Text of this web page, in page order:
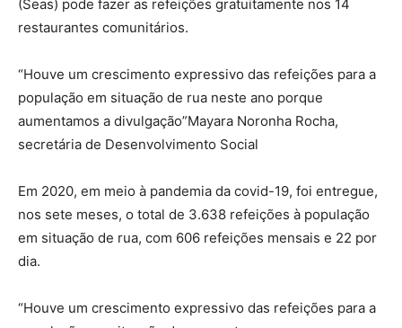
(Seas) pode fazer as refeições gratuitamente nos 14
restaurantes comunitários.
“Houve um crescimento expressivo das refeições para a
população em situação de rua neste ano porque
aumentamos a divulgação”Mayara Noronha Rocha,
secretária de Desenvolvimento Social
Em 2020, em meio à pandemia da covid-19, foi entregue,
nos sete meses, o total de 3.638 refeições à população
em situação de rua, com 606 refeições mensais e 22 por
dia.
“Houve um crescimento expressivo das refeições para a